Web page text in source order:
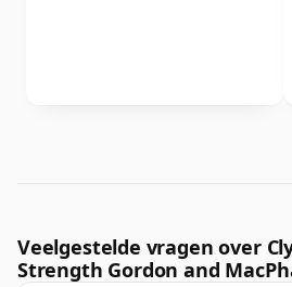
Veelgestelde vragen over
Strength Gordon and